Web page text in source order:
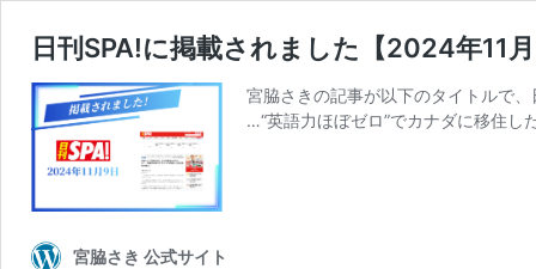
日刊SPA!に掲載されました【2024年11
宮脇さきの記事が以下のタイトルで
…“英語力ほぼゼロ”でカナダに移住
宮脇さき 公式サイト